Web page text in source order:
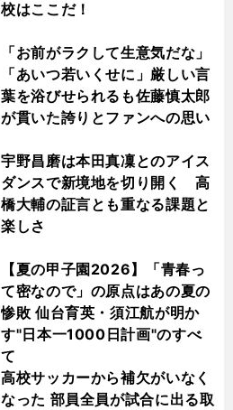
校はここだ！
「お前がラクして生意気だな」
「あいつ若いくせに」厳しい言
葉を浴びせられるも佐藤慎太郎
が貫いた誇りとファンへの思い
宇野昌磨は本田真凜とのアイス
ダンスで新境地を切り開く 高
橋大輔の証言とも重なる課題と
楽しさ
【夏の甲子園2026】「青春っ
て密なので」の原点はあの夏の
惨敗 仙台育英・須江航が明か
す"日本一1000日計画"のすべ
て
高校サッカーから補欠がいなく
なった 部員全員が試合に出る取